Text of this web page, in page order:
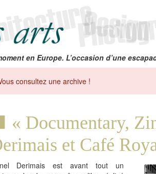
en Europe. L’occasion d’une
consultez une archive !
« Documentary,
et Café
Derimais est avant tout un